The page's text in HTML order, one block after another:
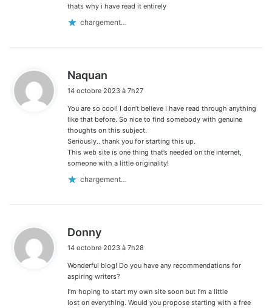
thats why i have read it entirely
chargement…
Naquan
t
:
14 octobre 2023 à 7h27
You are so cool! I don’t believe I have read through anything
like that before. So nice to find somebody with genuine
thoughts on this subject.
Seriously.. thank you for starting this up.
This web site is one thing that’s needed on the internet,
someone with a little originality!
chargement…
Donny
t
:
14 octobre 2023 à 7h28
Wonderful blog! Do you have any recommendations for
aspiring writers?
I’m hoping to start my own site soon but I’m a little
lost on everything. Would you propose starting with a free